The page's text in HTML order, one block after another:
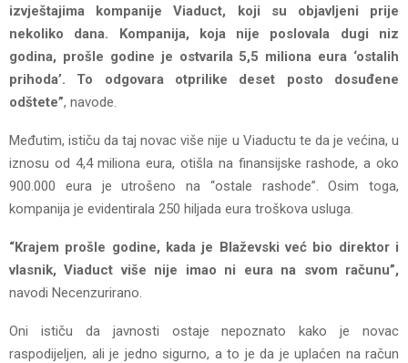
izvještajima kompanije Viaduct, koji su objavljeni prije
nekoliko dana. Kompanija, koja nije poslovala dugi niz
godina, prošle godine je ostvarila 5,5 miliona eura ‘ostalih
prihoda’. To odgovara otprilike deset posto dosuđene
odštete”, navode.
Međutim, ističu da taj novac više nije u Viaductu te da je većina, u
iznosu od 4,4 miliona eura, otišla na finansijske rashode, a oko
900.000 eura je utrošeno na “ostale rashode”. Osim toga,
kompanija je evidentirala 250 hiljada eura troškova usluga.
“Krajem prošle godine, kada je Blaževski već bio direktor i
vlasnik, Viaduct više nije imao ni eura na svom računu”,
navodi Necenzurirano.
Oni ističu da javnosti ostaje nepoznato kako je novac
raspodijeljen, ali je jedno sigurno, a to je da je uplaćen na račun